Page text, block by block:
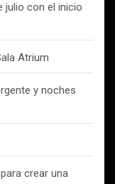
julio con el inicio
Atrium
y noches
crear una